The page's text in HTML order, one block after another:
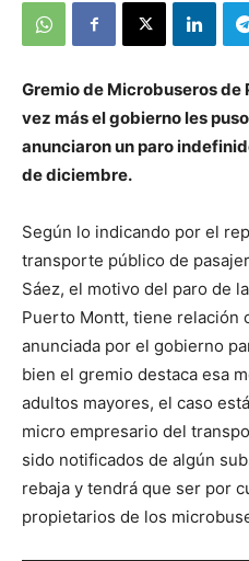
Gremio de Microbuseros de
vez más el gobierno les
anunciaron un paro
de diciembre.
Según lo indicando por el
transporte público de
Sáez, el motivo del paro de
Puerto Montt, tiene relación
anunciada por el gobierno
bien el gremio destaca esa
adultos mayores, el caso
micro empresario del
sido notificados de algún
rebaja y tendrá que ser por
propietarios de los